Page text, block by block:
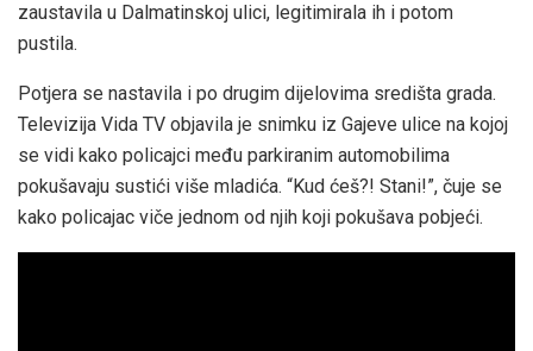
zaustavila u Dalmatinskoj ulici, legitimirala ih i potom
pustila.
Potjera se nastavila i po drugim dijelovima središta grada.
Televizija Vida TV objavila je snimku iz Gajeve ulice na kojoj
se vidi kako policajci među parkiranim automobilima
pokušavaju sustići više mladića. “Kud ćeš?! Stani!”, čuje se
kako policajac viče jednom od njih koji pokušava pobjeći.